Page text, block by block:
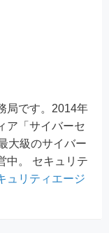
局です。2014年
ア「サイバーセ
大級のサイバー
中。 セキュリテ
ュリティエージ